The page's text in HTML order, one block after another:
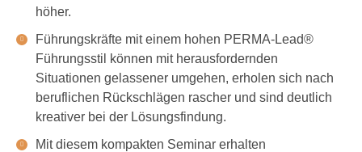
höher.
Führungskräfte mit einem hohen PERMA-Lead®
Führungsstil können mit herausfordernden
Situationen gelassener umgehen, erholen sich nach
beruflichen Rückschlägen rascher und sind deutlich
kreativer bei der Lösungsfindung.
Mit diesem kompakten Seminar erhalten